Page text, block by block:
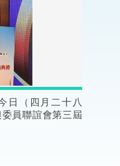
澳大灣區
日（四月二十八
員聯誼會第三屆